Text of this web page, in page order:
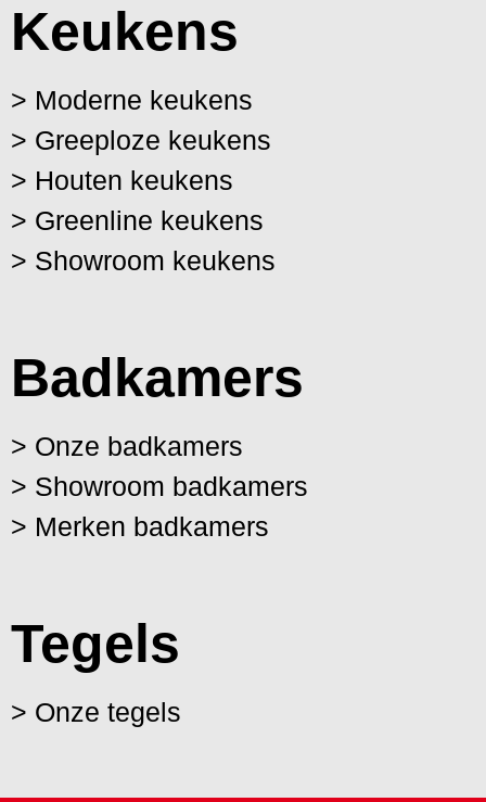
Keukens
> Moderne keukens
> Greeploze keukens
> Houten keukens
> Greenline keukens
> Showroom keukens
Badkamers
> Onze badkamers
> Showroom badkamers
> Merken badkamers
Tegels
> Onze tegels